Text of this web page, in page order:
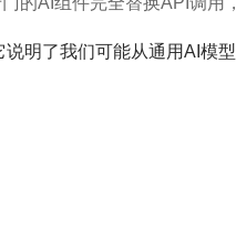
明了我们可能从通用AI模